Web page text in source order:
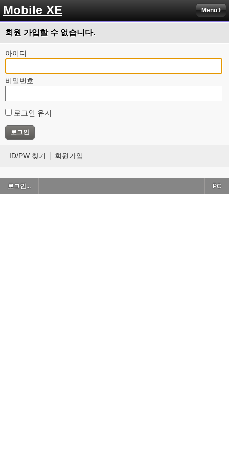
Mobile XE Menu
회원 가입할 수 없습니다.
아이디
비밀번호
로그인 유지
ID/PW 찾기 회원가입
로그인... PC